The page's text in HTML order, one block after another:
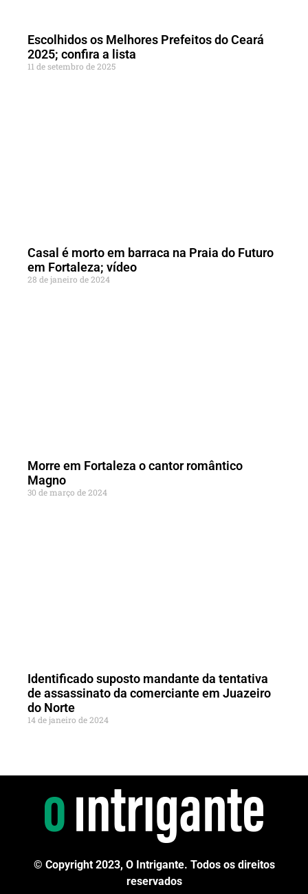
Escolhidos os Melhores Prefeitos do Ceará
2025; confira a lista
11 de setembro de 2025
Casal é morto em barraca na Praia do Futuro
em Fortaleza; vídeo
28 de janeiro de 2024
Morre em Fortaleza o cantor romântico
Magno
30 de março de 2024
Identificado suposto mandante da tentativa
de assassinato da comerciante em Juazeiro
do Norte
14 de janeiro de 2024
© Copyright 2023, O Intrigante. Todos os direitos
reservados